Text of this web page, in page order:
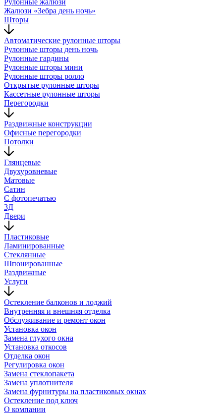
Жалюзи «Зебра день ночь»
Шторы
Автоматические рулонные шторы
Рулонные шторы день ночь
Рулонные гардины
Рулонные шторы мини
Рулонные шторы ролло
Открытые рулонные шторы
Кассетные рулонные шторы
Перегородки
Раздвижные конструкции
Офисные перегородки
Потолки
Глянцевые
Двухуровневые
Матовые
Сатин
С фотопечатью
3Д
Двери
Пластиковые
Ламинированные
Стеклянные
Шпонированные
Раздвижные
Услуги
Остекление балконов и лоджий
Внутренняя и внешняя отделка
Обслуживание и ремонт окон
Установка окон
Замена глухого окна
Установка откосов
Отделка окон
Регулировка окон
Замена стеклопакета
Замена уплотнителя
Замена фурнитуры на пластиковых окнах
Остекление под ключ
О компании